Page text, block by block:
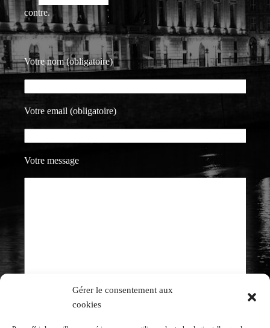
Gérer le consentement aux
cookies
contre.
Votre nom (obligatoire)
Votre email (obligatoire)
Votre message